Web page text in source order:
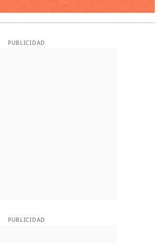
PUBLICIDAD
PUBLICIDAD